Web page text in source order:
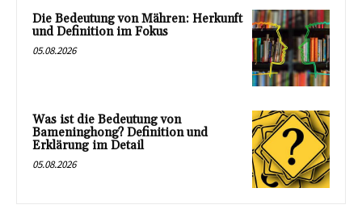
Die Bedeutung von Mähren: Herkunft
und Definition im Fokus
05.08.2026
Was ist die Bedeutung von
Bameninghong? Definition und
Erklärung im Detail
05.08.2026